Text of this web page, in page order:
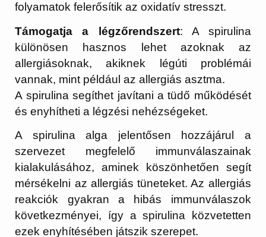
folyamatok felerősítik az oxidatív stresszt.
Támogatja a légzőrendszert: A spirulina
különösen hasznos lehet azoknak az
allergiásoknak, akiknek légúti problémái
vannak, mint például az allergiás asztma.
A spirulina segíthet javítani a tüdő működését
és enyhítheti a légzési nehézségeket.
A spirulina alga jelentősen hozzájárul a
szervezet megfelelő immunválaszainak
kialakulásához, aminek köszönhetően segít
mérsékelni az allergiás tüneteket. Az allergiás
reakciók gyakran a hibás immunválaszok
következményei, így a spirulina közvetetten
ezek enyhítésében játszik szerepet.